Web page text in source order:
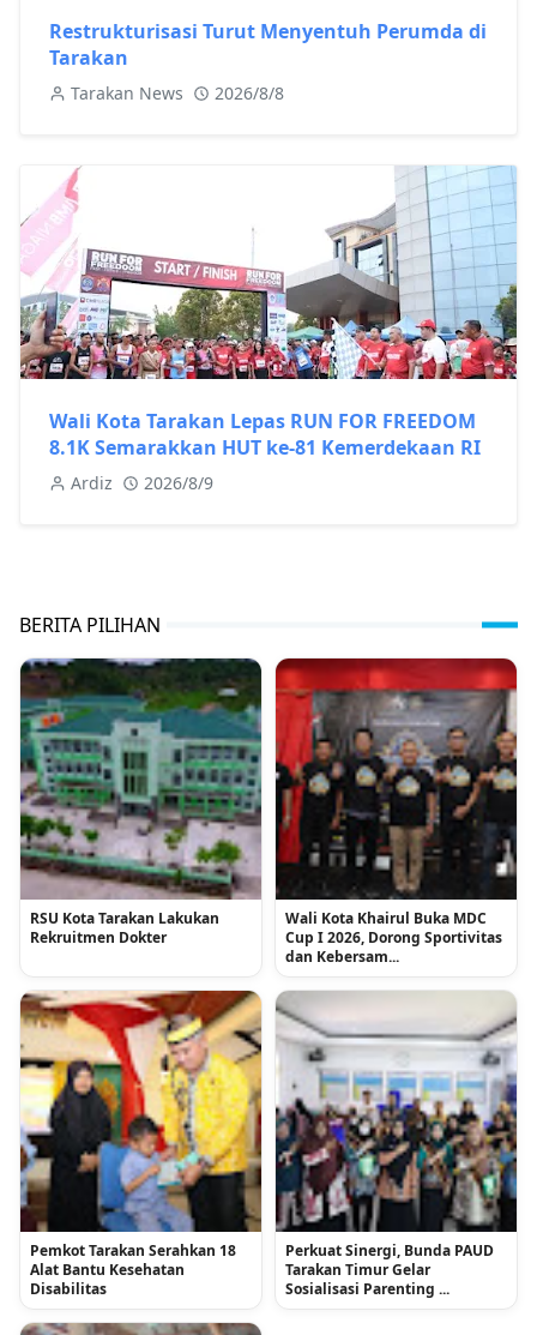
Restrukturisasi Turut Menyentuh Perumda di
Tarakan
Tarakan News 2026/8/8
Wali Kota Tarakan Lepas RUN FOR FREEDOM
8.1K Semarakkan HUT ke-81 Kemerdekaan RI
Ardiz 2026/8/9
BERITA PILIHAN
RSU Kota Tarakan Lakukan
Rekruitmen Dokter
Wali Kota Khairul Buka MDC
Cup I 2026, Dorong Sportivitas
dan Kebersam...
Pemkot Tarakan Serahkan 18
Alat Bantu Kesehatan
Disabilitas
Perkuat Sinergi, Bunda PAUD
Tarakan Timur Gelar
Sosialisasi Parenting ...